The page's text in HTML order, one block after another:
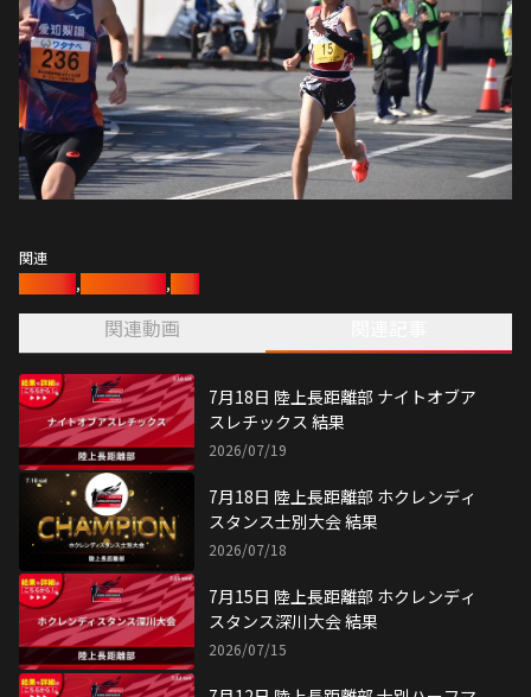
関連
, ,
関連動画
7月18日 陸上長距離部 ナイトオブア
スレチックス 結果
2026/07/19
7月18日 陸上長距離部 ホクレンディ
スタンス士別大会 結果
2026/07/18
7月15日 陸上長距離部 ホクレンディ
スタンス深川大会 結果
2026/07/15